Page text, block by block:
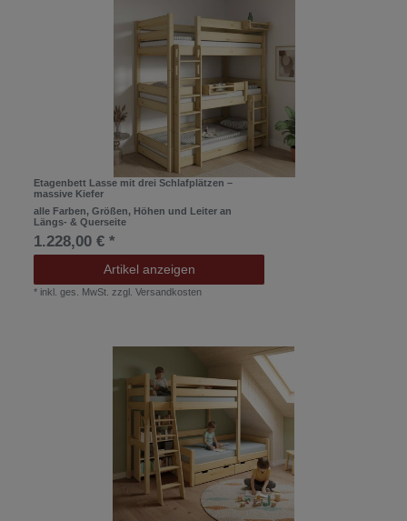
Etagenbett Lasse mit drei Schlafplätzen –
massive Kiefer
alle Farben, Größen, Höhen und Leiter an
Längs- & Querseite
1.228,00 € *
Artikel anzeigen
* inkl. ges. MwSt. zzgl.Versandkosten